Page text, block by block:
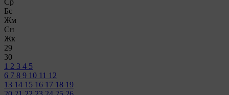
Бс
Жм
Сн
Жк
29
30
1 2 3 4 5
6 7 8 9 10 11 12
13 14 15 16 17 18 19